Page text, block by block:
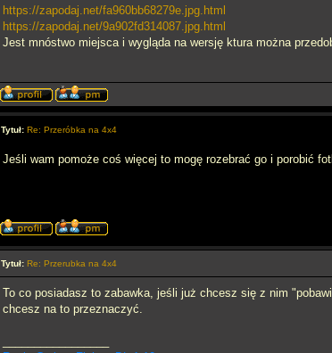
https://zapodaj.net/fa960bb68279e.jpg.html
https://zapodaj.net/9a902fd314087.jpg.html
Jest mnóstwo miejsca i wygląda na wersję ktura można
Tytuł: Re: Przeróbka na 4x4
Jeśli wam pomoże coś więcej to mogę rozebrać go i porobić
Tytuł: Re: Przerubka na 4x4
To co posiadasz to zabawka, jeśli już chcesz się z nim
chcesz na to przeznaczyć.